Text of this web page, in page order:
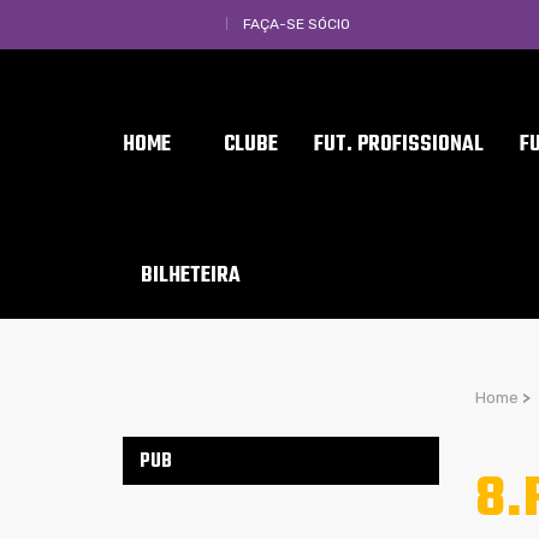
FAÇA-SE SÓCIO
HOME CLUBE FUT. PROFISSIONAL
BILHETEIRA
Home >
PUB